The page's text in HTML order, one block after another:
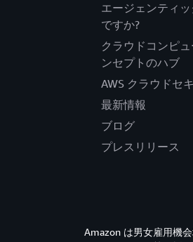
エージェンティ
ですか?
クラウドコンピ
ンセプトのハブ
AWS クラウドセ
最新情報
ブログ
プレスリリース
Amazon は男女雇用機